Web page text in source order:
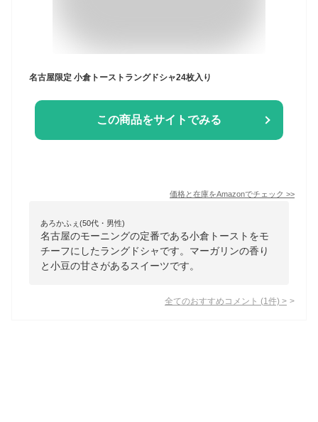
名古屋限定 小倉トーストラングドシャ24枚入り
この商品をサイトでみる
価格と在庫をAmazonでチェック >>
あろかふぇ(50代・男性)
名古屋のモーニングの定番である小倉トーストをモ
チーフにしたラングドシャです。マーガリンの香り
と小豆の甘さがあるスイーツです。
全てのおすすめコメント (1 件) >